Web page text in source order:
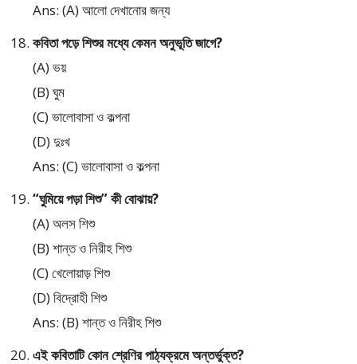
Ans: (A) আলো দেখানোর জন্য
কবিতা পড়ে শিশুর মধ্যে কেমন অনুভূতি জাগে?
(A) ভয়
(B) ঘুম
(C) ভালোবাসা ও কল্পনা
(D) দুঃখ
Ans: (C) ভালোবাসা ও কল্পনা
“ঘুমিয়ে পড়া শিশু” কী বোঝায়?
(A) অলস শিশু
(B) শান্ত ও নিরীহ শিশু
(C) খেলোয়াড় শিশু
(D) বিদ্রোহী শিশু
Ans: (B) শান্ত ও নিরীহ শিশু
এই কবিতাটি কোন শ্রেণির পাঠ্যক্রমে অন্তর্ভুক্ত?